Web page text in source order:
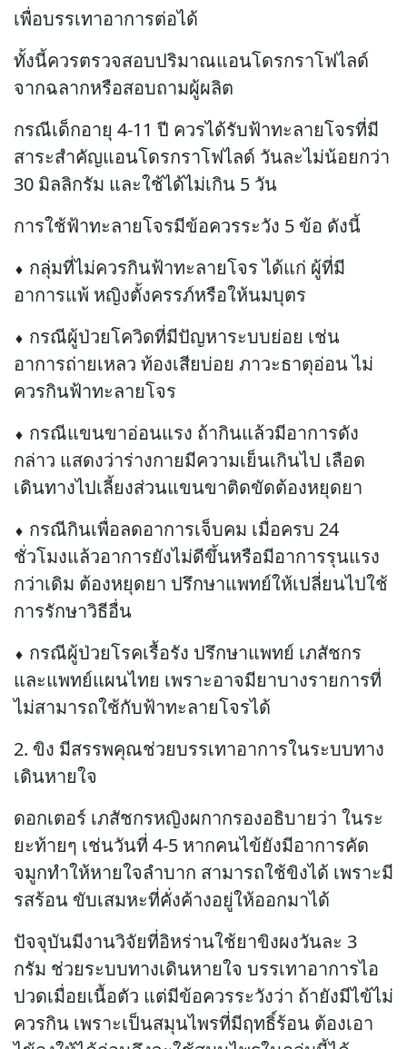
เพื่อบรรเทาอาการต่อได้
ทั้งนี้ควรตรวจสอบปริมาณแอนโดรกราโฟไลด์
จากฉลากหรือสอบถามผู้ผลิต
กรณีเด็กอายุ 4-11 ปี ควรได้รับฟ้าทะลายโจรที่มี
สาระสำคัญแอนโดรกราโฟไลด์ วันละไม่น้อยกว่า
30 มิลลิกรัม และใช้ได้ไม่เกิน 5 วัน
การใช้ฟ้าทะลายโจรมีข้อควรระวัง 5 ข้อ ดังนี้
⬧ กลุ่มที่ไม่ควรกินฟ้าทะลายโจร ได้แก่ ผู้ที่มี
อาการแพ้ หญิงตั้งครรภ์หรือให้นมบุตร
⬧ กรณีผู้ป่วยโควิดที่มีปัญหาระบบย่อย เช่น
อาการถ่ายเหลว ท้องเสียบ่อย ภาวะธาตุอ่อน ไม่
ควรกินฟ้าทะลายโจร
⬧ กรณีแขนขาอ่อนแรง ถ้ากินแล้วมีอาการดัง
กล่าว แสดงว่าร่างกายมีความเย็นเกินไป เลือด
เดินทางไปเลี้ยงส่วนแขนขาติดขัดต้องหยุดยา
⬧ กรณีกินเพื่อลดอาการเจ็บคม เมื่อครบ 24
ชั่วโมงแล้วอาการยังไม่ดีขึ้นหรือมีอาการรุนแรง
กว่าเดิม ต้องหยุดยา ปรึกษาแพทย์ให้เปลี่ยนไปใช้
การรักษาวิธีอื่น
⬧ กรณีผู้ป่วยโรคเรื้อรัง ปรึกษาแพทย์ เภสัชกร
และแพทย์แผนไทย เพราะอาจมียาบางรายการที่
ไม่สามารถใช้กับฟ้าทะลายโจรได้
2. ขิง มีสรรพคุณช่วยบรรเทาอาการในระบบทาง
เดินหายใจ
ดอกเตอร์ เภสัชกรหญิงผกากรองอธิบายว่า ในระ
ยะท้ายๆ เช่นวันที่ 4-5 หากคนไข้ยังมีอาการคัด
จมูกทำให้หายใจลำบาก สามารถใช้ขิงได้ เพราะมี
รสร้อน ขับเสมหะที่คั่งค้างอยู่ให้ออกมาได้
ปัจจุบันมีงานวิจัยที่อิหร่านใช้ยาขิงผงวันละ 3
กรัม ช่วยระบบทางเดินหายใจ บรรเทาอาการไอ
ปวดเมื่อยเนื้อตัว แต่มีข้อควรระวังว่า ถ้ายังมีไข้ไม่
ควรกิน เพราะเป็นสมุนไพรที่มีฤทธิ์ร้อน ต้องเอา